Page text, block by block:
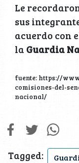
Le
sus
acuerdo con
la Guardia
fuente: https://
comisiones-del-
nacional/
Tagged: